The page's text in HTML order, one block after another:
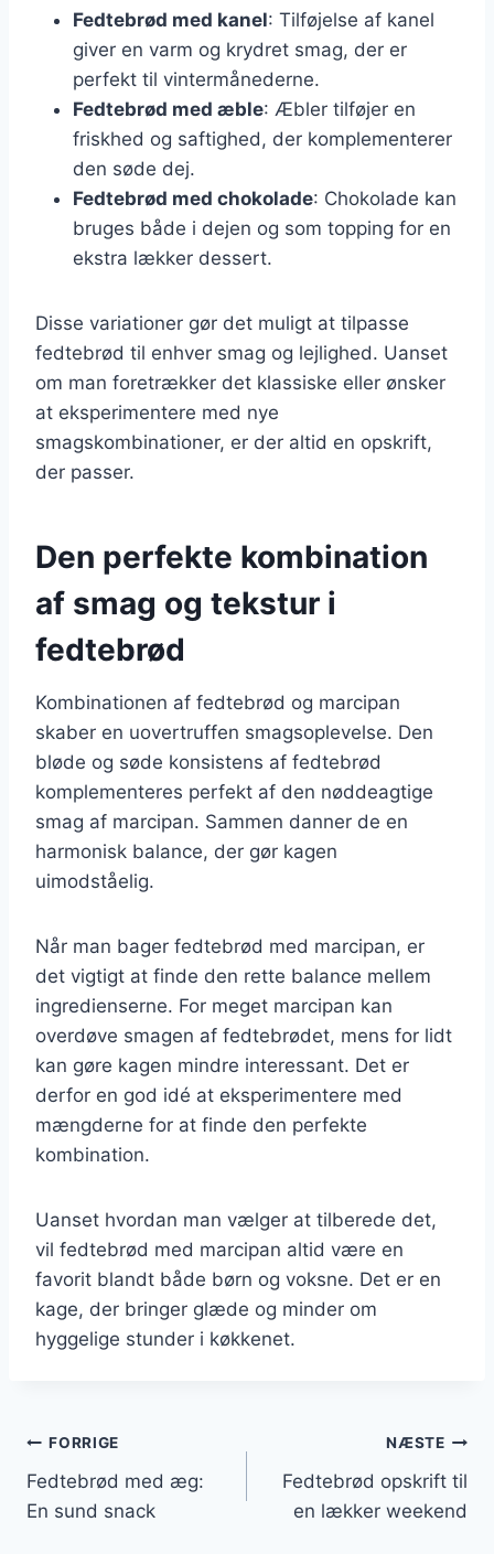
Fedtebrød med kanel: Tilføjelse af kanel
giver en varm og krydret smag, der er
perfekt til vintermånederne.
Fedtebrød med æble: Æbler tilføjer en
friskhed og saftighed, der komplementerer
den søde dej.
Fedtebrød med chokolade: Chokolade kan
bruges både i dejen og som topping for en
ekstra lækker dessert.
Disse variationer gør det muligt at tilpasse
fedtebrød til enhver smag og lejlighed. Uanset
om man foretrækker det klassiske eller ønsker
at eksperimentere med nye
smagskombinationer, er der altid en opskrift,
der passer.
Den perfekte kombination
af smag og tekstur i
fedtebrød
Kombinationen af fedtebrød og marcipan
skaber en uovertruffen smagsoplevelse. Den
bløde og søde konsistens af fedtebrød
komplementeres perfekt af den nøddeagtige
smag af marcipan. Sammen danner de en
harmonisk balance, der gør kagen
uimodståelig.
Når man bager fedtebrød med marcipan, er
det vigtigt at finde den rette balance mellem
ingredienserne. For meget marcipan kan
overdøve smagen af fedtebrødet, mens for lidt
kan gøre kagen mindre interessant. Det er
derfor en god idé at eksperimentere med
mængderne for at finde den perfekte
kombination.
Uanset hvordan man vælger at tilberede det,
vil fedtebrød med marcipan altid være en
favorit blandt både børn og voksne. Det er en
kage, der bringer glæde og minder om
hyggelige stunder i køkkenet.
Indlægsnavigation
FORRIGE
Fedtebrød med æg:
En sund snack
NÆSTE
Fedtebrød opskrift til
en lækker weekend